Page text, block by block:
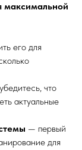
максимальной
его для
что
актуальные
— первый
для